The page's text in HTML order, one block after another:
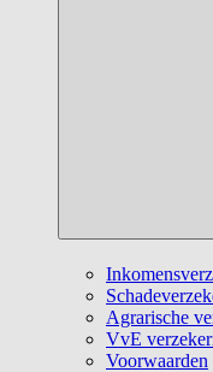
Agrarische
VvE
Voorwaarden